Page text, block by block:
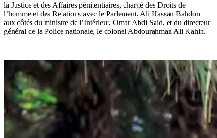
la Justice et des Affaires pénitentiaires, chargé des Droits de
l’homme et des Relations avec le Parlement, Ali Hassan Bahdon,
aux côtés du ministre de l’Intérieur, Omar Abdi Said, et du directeur
général de la Police nationale, le colonel Abdourahman Ali Kahin.